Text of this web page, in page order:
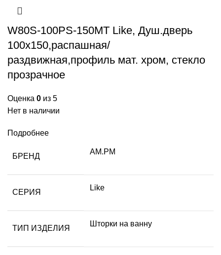
W80S-100PS-150MT Like, Душ.дверь
100х150,распашная/
раздвижная,профиль мат. хром, стекло
прозрачное
Оценка 0 из 5
Нет в наличии
Подробнее
БРЕНД
AM.PM
СЕРИЯ
Like
ТИП ИЗДЕЛИЯ
Шторки на ванну